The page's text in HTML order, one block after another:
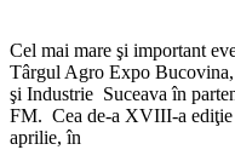
Cel mai mare şi important
Târgul Agro Expo
şi Industrie Suceava în
FM. Cea de-a XVIII-a ediţie
aprilie, în